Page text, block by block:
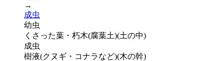
→
成虫
幼虫
くさった葉・朽木(腐葉土)(土の中)
成虫
樹液(クヌギ・コナラなど)(木の幹)